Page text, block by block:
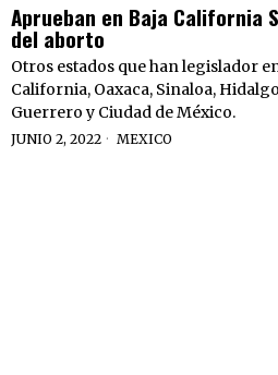
Aprueban en Baja California
del aborto
Otros estados que han legislador
California, Oaxaca, Sinaloa,
Guerrero y Ciudad de México.
JUNIO 2, 2022 MEXICO